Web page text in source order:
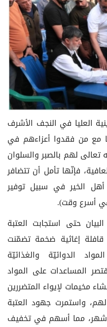
العليا في النجف الأشرف
مع من فقدوا أعزاءهم في
تعالى لهم بالصبر والسلوان
فإنّها تأمل أن تتضافر
الخير في سبيل توفير
في أسرع وقت).
حتى استجابت العتبة
إغاثية ضخمة تضمّنت
من المواد الدوائيّة والغذائيّة
المساعدات على المواد
مخيمات لإيواء المتضررين
لهم، واستمرت جهود العتبة
مما أسهم في تخفيف